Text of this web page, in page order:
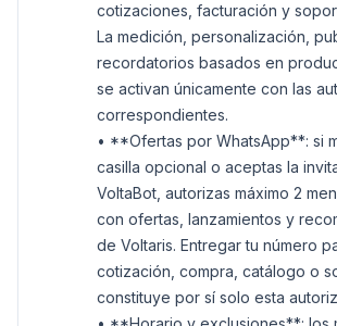
cotizaciones, facturación y
La medición, personalización,
recordatorios basados en
se activan únicamente con las
correspondientes.
• **Ofertas por WhatsApp**: si
casilla opcional o aceptas la
VoltaBot, autorizas máximo 2
con ofertas, lanzamientos y
de Voltaris. Entregar tu número
cotización, compra, catálogo o
constituye por sí solo esta